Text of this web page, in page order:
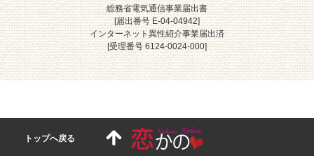
総務省電気通信事業届出書
[届出番号 E-04-04942]
インターネット異性紹介事業届出済
[受理番号 6124-0024-000]
トップへ戻る